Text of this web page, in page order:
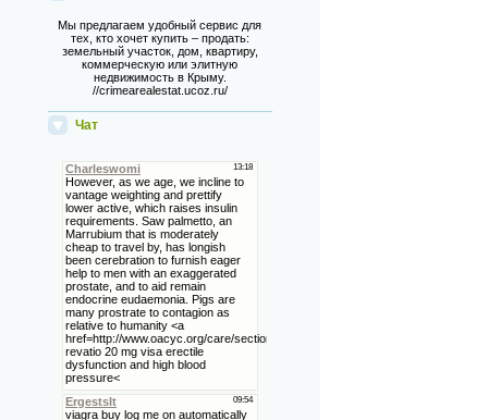
Мы предлагаем удобный сервис для
тех, кто хочет купить – продать:
земельный участок, дом, квартиру,
коммерческую или элитную
недвижимость в Крыму.
//crimearealestat.ucoz.ru/
Чат